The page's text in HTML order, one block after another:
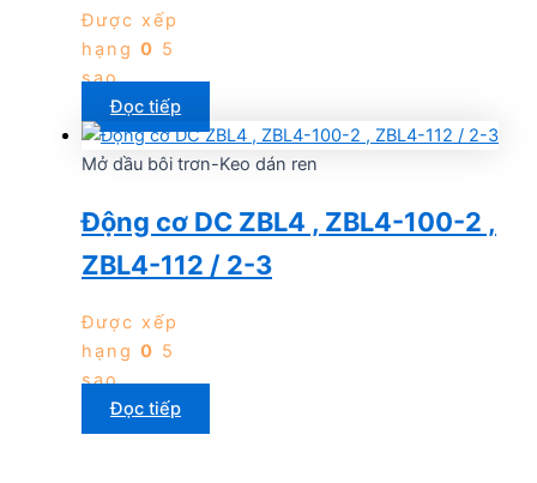
Được xếp
hạng 0 5
sao
Đọc tiếp
Mở dầu bôi trơn-Keo dán ren
Động cơ DC ZBL4 , ZBL4-100-2 ,
ZBL4-112 / 2-3
Được xếp
hạng 0 5
sao
Đọc tiếp